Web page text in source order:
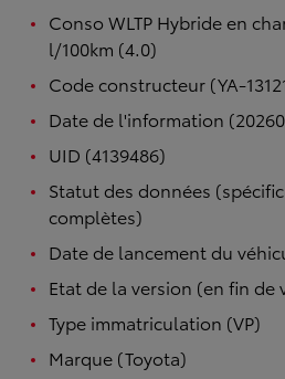
Conso WLTP Hybride en
l/100km (4.0)
Code constructeur (YA-
Date de l'information
UID (4139486)
Statut des données
complètes)
Date de lancement du
Etat de la version (en fin de
Type immatriculation (VP)
Marque (Toyota)